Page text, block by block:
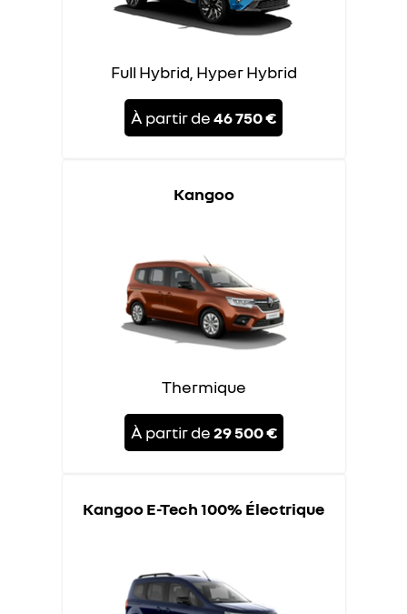
Full Hybrid, Hyper Hybrid
À partir de46 750 €
Kangoo
Thermique
À partir de29 500 €
Kangoo E-Tech 100% Électrique